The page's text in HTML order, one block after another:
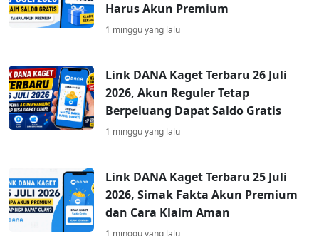
Harus Akun Premium
1 minggu yang lalu
Link DANA Kaget Terbaru 26 Juli
2026, Akun Reguler Tetap
Berpeluang Dapat Saldo Gratis
1 minggu yang lalu
Link DANA Kaget Terbaru 25 Juli
2026, Simak Fakta Akun Premium
dan Cara Klaim Aman